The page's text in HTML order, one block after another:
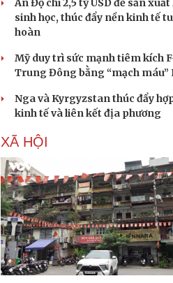
Ấn Độ chi 2,5 tỷ USD để sản
sinh học, thúc đẩy nền kinh tế
hoàn
Mỹ duy trì sức mạnh tiêm kích
Trung Đông bằng “mạch máu”
Nga và Kyrgyzstan thúc đẩy
kinh tế và liên kết địa phương
XÃ HỘI